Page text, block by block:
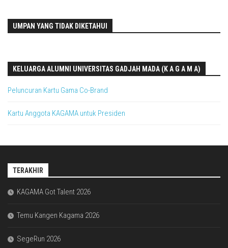
UMPAN YANG TIDAK DIKETAHUI
KELUARGA ALUMNI UNIVERSITAS GADJAH MADA (K A G A M A)
Peluncuran Kartu Gama Co-Brand
Kartu Anggota KAGAMA untuk Presiden
TERAKHIR
KAGAMA Got Talent 2026
Temu Kangen Kagama 2026
SegeRun 2026